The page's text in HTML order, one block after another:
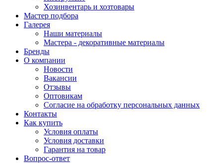
Хозинвентарь и хозтовары
Мастер подбора
Галерея
Наши материалы
Мастера - декоративные материалы
Бренды
О компании
Новости
Вакансии
Отзывы
Оптовикам
Cогласие на обработку персональных данных
Контакты
Как купить
Условия оплаты
Условия доставки
Гарантия на товар
Вопрос-ответ